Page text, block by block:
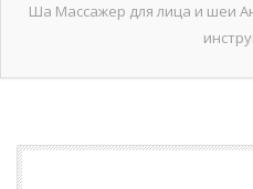
Ша Массажер для лица и шеи